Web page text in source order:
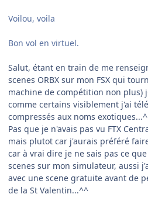
Voilou, voila
Bon vol en virtuel.
Salut, étant en train de me
scenes ORBX sur mon FSX qui
machine de compétition non plus)
comme certains visiblement j'ai
compressés aux noms
Pas que je n'avais pas vu FTX
mais plutot car j'aurais préféré
car à vrai dire je ne sais pas ce
scenes sur mon simulateur, aussi
avec une scene gratuite avant de
de la St Valentin...^^